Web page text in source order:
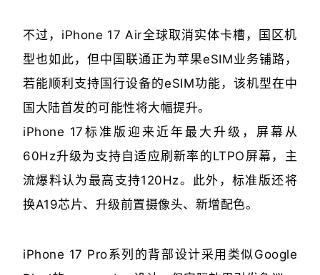
不过，iPhone 17 Air全球取消实体卡槽，国区机
型也如此，但中国联通正为苹果eSIM业务铺路，
若能顺利支持国行设备的eSIM功能，该机型在中
国大陆首发的可能性将大幅提升。
iPhone 17标准版迎来近年最大升级，屏幕从
60Hz升级为支持自适应刷新率的LTPO屏幕，主
流爆料认为最高支持120Hz。此外，标准版还将
换A19芯片、升级前置摄像头、新增配色。
iPhone 17 Pro系列的背部设计采用类似Google